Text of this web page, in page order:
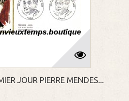
JOUR PIERRE MENDES...